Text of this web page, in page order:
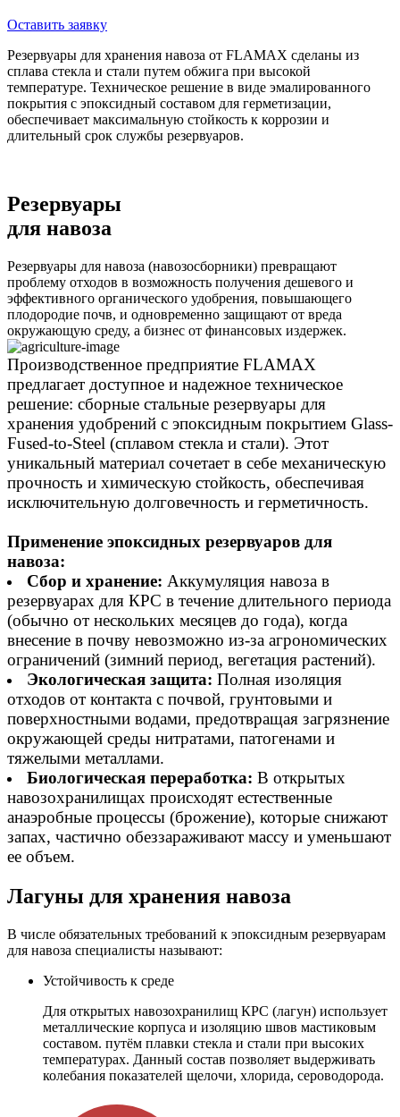
Оставить заявку
Резервуары для хранения навоза от FLAMAX сделаны из
сплава стекла и стали путем обжига при высокой
температуре. Техническое решение в виде эмалированного
покрытия с эпоксидный составом для герметизации,
обеспечивает максимальную стойкость к коррозии и
длительный срок службы резервуаров.
Резервуары
для навоза
Резервуары для навоза (навозосборники) превращают
проблему отходов в возможность получения дешевого и
эффективного органического удобрения, повышающего
плодородие почв, и одновременно защищают от вреда
окружающую среду, а бизнес от финансовых издержек.
Производственное предприятие FLAMAX
предлагает доступное и надежное техническое
решение: сборные стальные резервуары для
хранения удобрений с эпоксидным покрытием Glass-
Fused-to-Steel (сплавом стекла и стали). Этот
уникальный материал сочетает в себе механическую
прочность и химическую стойкость, обеспечивая
исключительную долговечность и герметичность.
Применение эпоксидных резервуаров для
навоза:
Сбор и хранение: Аккумуляция навоза в
резервуарах для КРС в течение длительного периода
(обычно от нескольких месяцев до года), когда
внесение в почву невозможно из-за агрономических
ограничений (зимний период, вегетация растений).
Экологическая защита: Полная изоляция
отходов от контакта с почвой, грунтовыми и
поверхностными водами, предотвращая загрязнение
окружающей среды нитратами, патогенами и
тяжелыми металлами.
Биологическая переработка: В открытых
навозохранилищах происходят естественные
анаэробные процессы (брожение), которые снижают
запах, частично обеззараживают массу и уменьшают
ее объем.
Лагуны для хранения навоза
В числе обязательных требований к эпоксидным резервуарам
для навоза специалисты называют:
Устойчивость к среде
Для открытых навозохранилищ КРС (лагун) использует
металлические корпуса и изоляцию швов мастиковым
составом. путём плавки стекла и стали при высоких
температурах. Данный состав позволяет выдерживать
колебания показателей щелочи, хлорида, сероводорода.